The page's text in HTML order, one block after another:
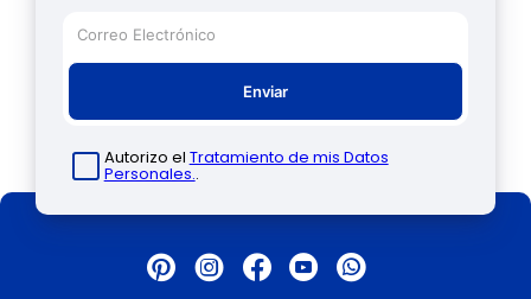
Enviar
Autorizo el Tratamiento de mis Datos
Personales..